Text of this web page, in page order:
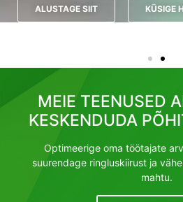
ALUSTAGE SIIT KÜSIGE
MEIE TEENUSED
KESKENDUDA
Optimeerige oma töötajate
suurendage ringluskiirust ja
mahtu.